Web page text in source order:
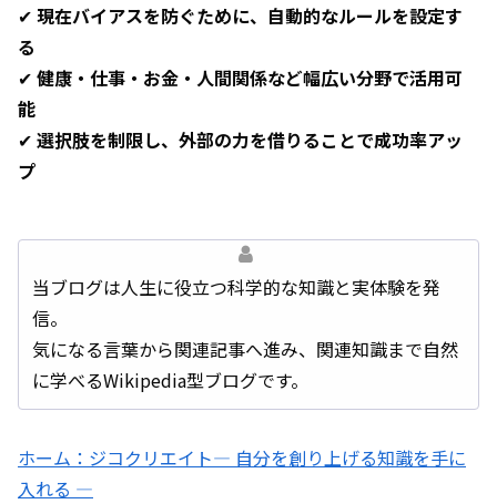
✔ 現在バイアスを防ぐために、自動的なルールを設定す
る
✔ 健康・仕事・お金・人間関係など幅広い分野で活用可
能
✔ 選択肢を制限し、外部の力を借りることで成功率アッ
プ
当ブログは人生に役立つ科学的な知識と実体験を発
信。
気になる言葉から関連記事へ進み、関連知識まで自然
に学べるWikipedia型ブログです。
ホーム：ジコクリエイト― 自分を創り上げる知識を手に
入れる ―